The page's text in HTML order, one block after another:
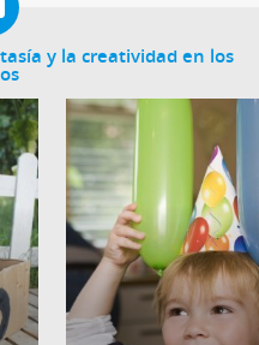
y la creatividad en los